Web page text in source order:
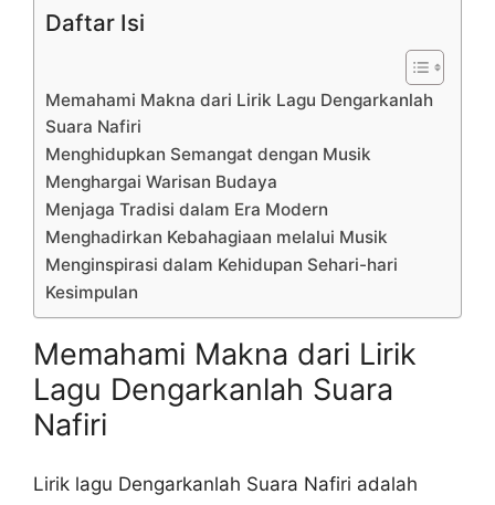
Daftar Isi
Memahami Makna dari Lirik Lagu Dengarkanlah
Suara Nafiri
Menghidupkan Semangat dengan Musik
Menghargai Warisan Budaya
Menjaga Tradisi dalam Era Modern
Menghadirkan Kebahagiaan melalui Musik
Menginspirasi dalam Kehidupan Sehari-hari
Kesimpulan
Memahami Makna dari Lirik
Lagu Dengarkanlah Suara
Nafiri
Lirik lagu Dengarkanlah Suara Nafiri adalah